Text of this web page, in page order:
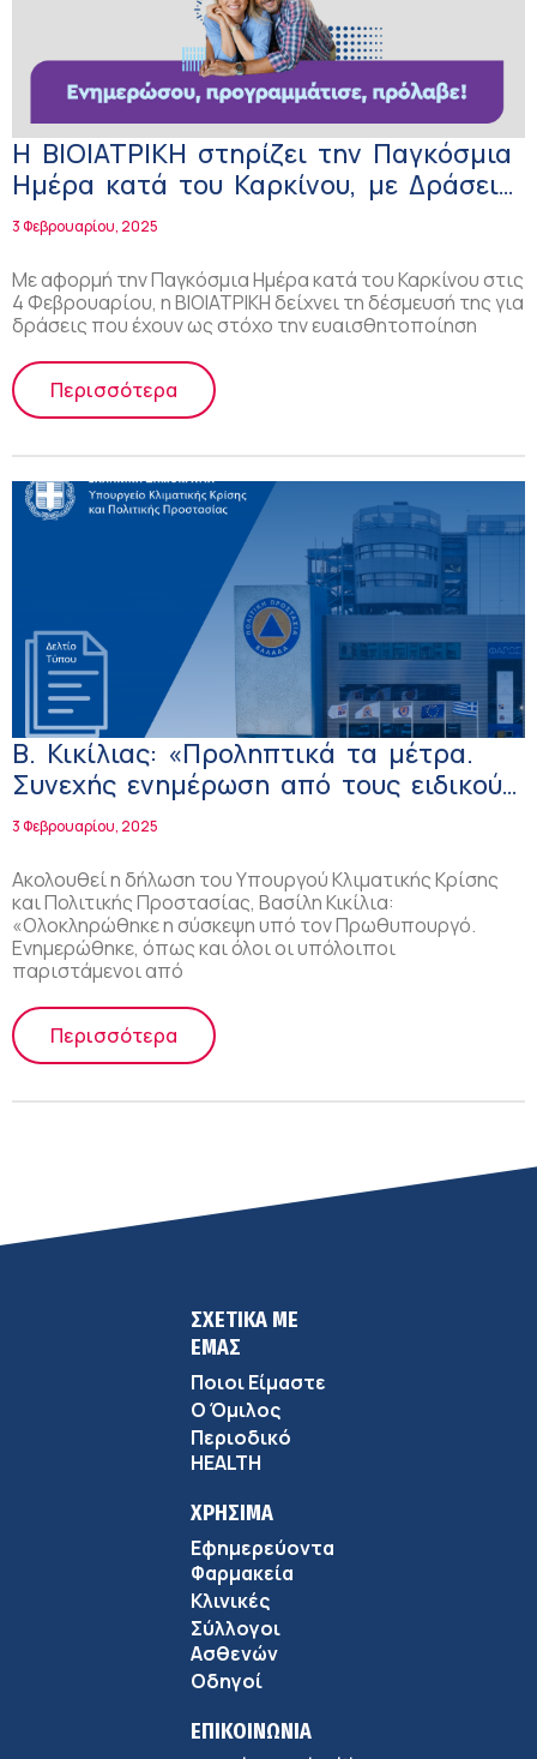
Η ΒΙΟΙΑΤΡΙΚΗ στηρίζει την Παγκόσμια
Ημέρα κατά του Καρκίνου, με Δράσεις
Ευαισθητοποίησης και Πρόληψης
3 Φεβρουαρίου, 2025
Με αφορμή την Παγκόσμια Ημέρα κατά του Καρκίνου στις
4 Φεβρουαρίου, η ΒΙΟΙΑΤΡΙΚΗ δείχνει τη δέσμευσή της για
δράσεις που έχουν ως στόχο την ευαισθητοποίηση
Περισσότερα
Β. Κικίλιας: «Προληπτικά τα μέτρα.
Συνεχής ενημέρωση από τους ειδικούς
και εγρήγορση»
3 Φεβρουαρίου, 2025
Ακολουθεί η δήλωση του Υπουργού Κλιματικής Κρίσης
και Πολιτικής Προστασίας, Βασίλη Κικίλια:
«Ολοκληρώθηκε η σύσκεψη υπό τον Πρωθυπουργό.
Ενημερώθηκε, όπως και όλοι οι υπόλοιποι
παριστάμενοι από
Περισσότερα
ΣΧΕΤΙΚΑ ΜΕ
ΕΜΑΣ
Ποιοι Είμαστε
Ο Όμιλος
Περιοδικό
HEALTH
ΧΡΗΣΙΜΑ
Εφημερεύοντα
Φαρμακεία
Κλινικές
Σύλλογοι
Ασθενών
Οδηγοί
ΕΠΙΚΟΙΝΩΝΙΑ